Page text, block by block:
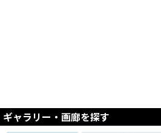
ギャラリー・画廊を探す